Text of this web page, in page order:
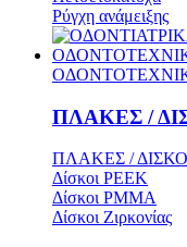
Ρύγχη ανάμειξης
ΠΛΑΚΕΣ /
ΠΛΑΚΕΣ /
Δίσκοι PEEK
Δίσκοι PMMA
Δίσκοι Ζιρκονίας